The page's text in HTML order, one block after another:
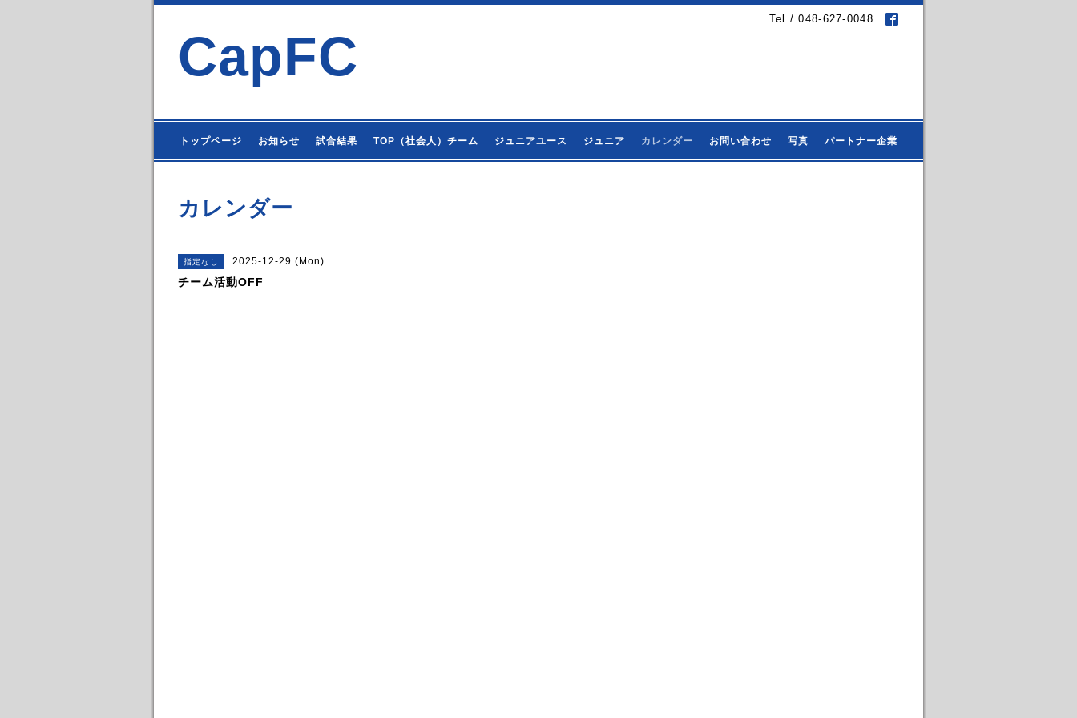
Tel / 048-627-0048
CapFC
トップページ お知らせ 試合結果 TOP（社会人）チーム ジュニアユース ジュニア カレンダー お問い合わせ 写真 パートナー企業
カレンダー
指定なし 2025-12-29 (Mon)
チーム活動OFF